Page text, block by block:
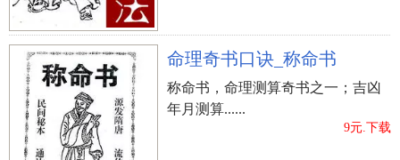
命理奇书口诀_称命书
称命书，命理测算奇书之一；吉凶
年月测算......
9元.下载